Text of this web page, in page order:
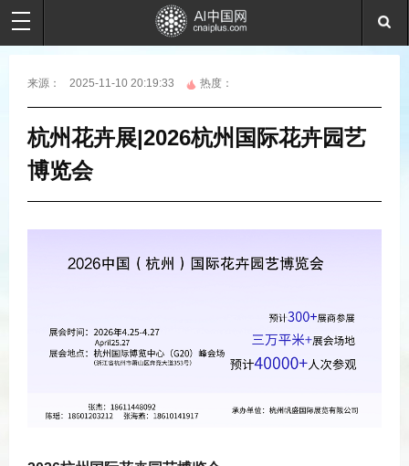
来源： 2025-11-10 20:19:33 热度：
杭州花卉展|2026杭州国际花卉园艺
博览会